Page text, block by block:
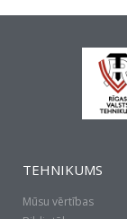
TEHNIKUMS
Mūsu vērtības